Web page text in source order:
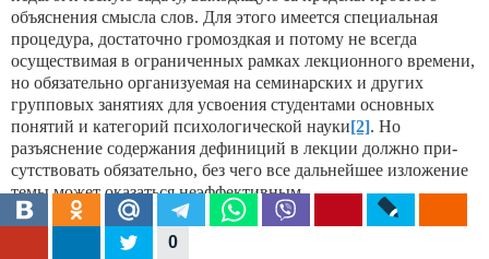
объяснения смысла слов. Для этого имеется специальная
процедура, достаточно гро­моздкая и потому не всегда
осуществимая в ограниченных рам­ках лекционного времени,
но обязательно организуемая на се­минарских и других
групповых занятиях для усвоения студен­тами основных
понятий и категорий психологической науки[2]. Но
разъяснение содержания дефиниций в лекции должно при­
сутствовать обязательно, без чего все дальнейшее изложение
те­мы может оказаться неэффективным.
Другой важный методический вопрос лекционного препода­
вания — это доказательность изложения. Специальные иссле­
0